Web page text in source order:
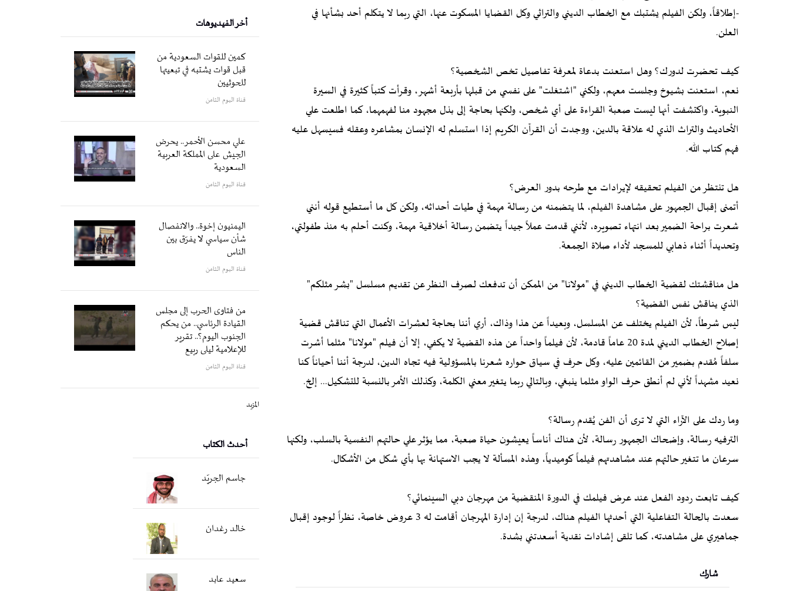
-إطلاقاً، ولكن الفيلم يشتبك مع الخطاب الديني والتراثي وكل القضايا المسكوت عنها، التي ربما لا يتكلم أحد بشأنها في
العلن.
كيف تحضرت لدورك؟ وهل استعنت بدعاة لمعرفة تفاصيل تخص الشخصية؟
نعم، استعنت بشيوخ وجلست معهم، ولكني "اشتغلت" على نفسي من قبلها بأربعة أشهر، وقرأت كتباً كثيرة في السيرة
النبوية، واكتشفت أنها ليست صعبة القراءة على أي شخص، ولكنها بحاجة إلى بذل مجهود منا لفهمهما، كما اطلعت علي
الأحاديث والتراث الذي له علاقة بالدين، ووجدت أن القرآن الكريم إذا استسلم له الإنسان بمشاعره وعقله فسيسهل عليه
فهم كتاب الله.
هل تنتظر من الفيلم تحقيقه لإيرادات مع طرحه بدور العرض؟
أتمنى إقبال الجمهور على مشاهدة الفيلم، لما يتضمنه من رسالة مهمة في طيات أحداثه، ولكن كل ما أستطيع قوله أنني
شعرت براحة الضمير بعد انتهاء تصويره، لأنني قدمت عملاً جيداً يتضمن رسالة أخلاقية مهمة، وكنت أحلم به منذ طفولتي،
وتحديداً أثناء ذهابي للمسجد لأداء صلاة الجمعة.
هل مناقشتك لقضية الخطاب الديني في "مولانا" من الممكن أن تدفعك لصرف النظر عن تقديم مسلسل "بشر مثلكم"
الذي يناقش نفس القضية؟
ليس شرطاً، لأن الفيلم يختلف عن المسلسل، وبعيداً عن هذا وذاك، أري أننا بحاجة لعشرات الأعمال التي تناقش قضية
إصلاح الخطاب الديني لمدة 20 عاماً قادمة، لأن فيلماً واحداً عن هذه القضية لا يكفي، إلا أن فيلم "مولانا" مثلما أشرت
سلفاً مُقدم بضمير من القائمين عليه، وكل حرف في سياق حواره شعرنا بالمسؤولية فيه تجاه الدين، لدرجة أننا أحياناً كنا
نعيد مشهداً لأني لم أنطق حرف الواو مثلما ينبغي، وبالتالي ربما يتغير معني الكلمة، وكذلك الأمر بالنسبة للتشكيل... إلخ.
وما ردك على الآراء التي لا ترى أن الفن يُقدم رسالة؟
الترفيه رسالة، وإضحاك الجمهور رسالة، لأن هناك أناساً يعيشون حياة صعبة، مما يؤثر علي حالتهم النفسية بالسلب، ولكنها
سرعان ما تتغير حالتهم عند مشاهدتهم فيلماً كوميدياً، وهذه المسألة لا يجب الاستهانة بها بأي شكل من الأشكال.
كيف تابعت ردود الفعل عند عرض فيلمك في الدورة المنقضية من مهرجان دبي السينمائي؟
سعدت بالحالة التفاعلية التي أحدثها الفيلم هناك، لدرجة إن إدارة المهرجان أقامت له 3 عروض خاصة، نظراً لوجود إقبال
جماهيري على مشاهدته، كما تلقى إشادات نقدية أسعدتني بشدة.
شارك
أخر الفيديوهات
كمين للقوات السعودية من
قبل قوات يشتبه في تبعيتها
للحوثيين
قناة اليوم الثامن
علي محسن الأحمر.. يحرض
الجيش على المملكة العربية
السعودية
قناة اليوم الثامن
اليمنيون إخوة.. والانفصال
شأن سياسي لا يفرّق بين
الناس
قناة اليوم الثامن
من فتاوى الحرب إلى مجلس
القيادة الرئاسي.. من يحكم
الجنوب اليوم؟.. تقرير
للإعلامية ليلى ربيع
قناة اليوم الثامن
المزيد
أحدث الكتاب
جاسم الجريّد
خالد رغدان
سعید عابد